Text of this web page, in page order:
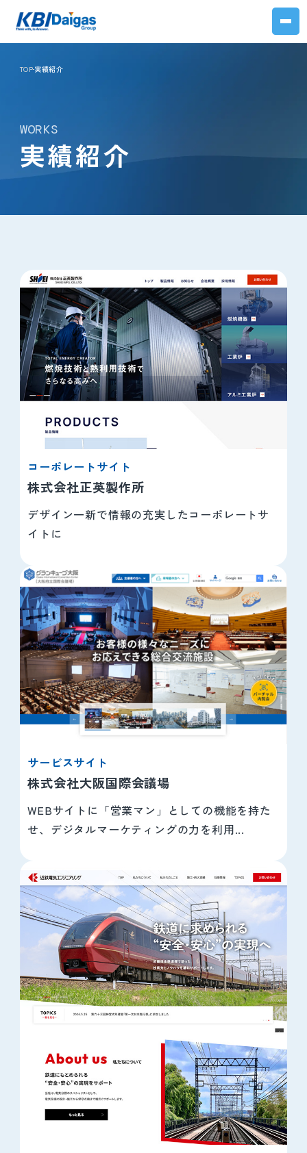
TOP実績紹介
WORKS
実績紹介
コーポレートサイト
株式会社正英製作所
デザイン一新で情報の充実したコーポレートサ
イトに
サービスサイト
株式会社大阪国際会議場
WEBサイトに「営業マン」としての機能を持た
せ、デジタルマーケティングの力を利用...